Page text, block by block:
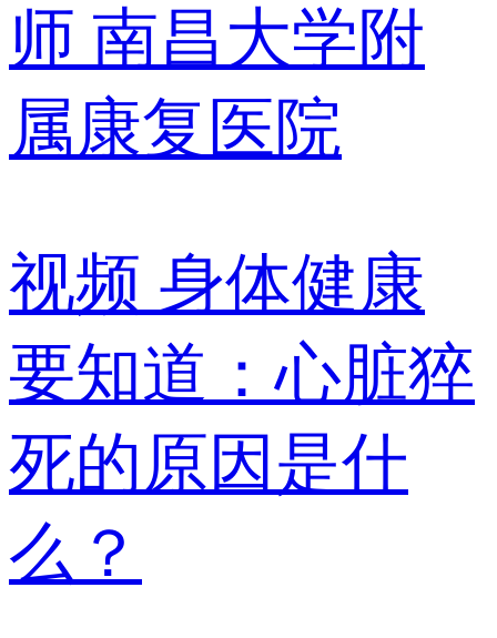
师 南昌大学附
属康复医院
视频 身体健康
要知道：心脏猝
死的原因是什
么？